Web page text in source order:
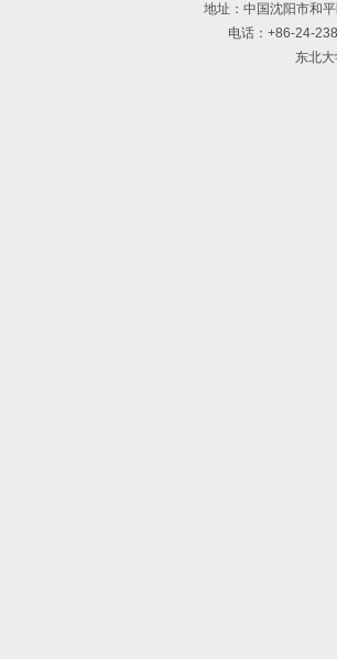
地址：中国沈阳市和
电话：+86-24-
东北